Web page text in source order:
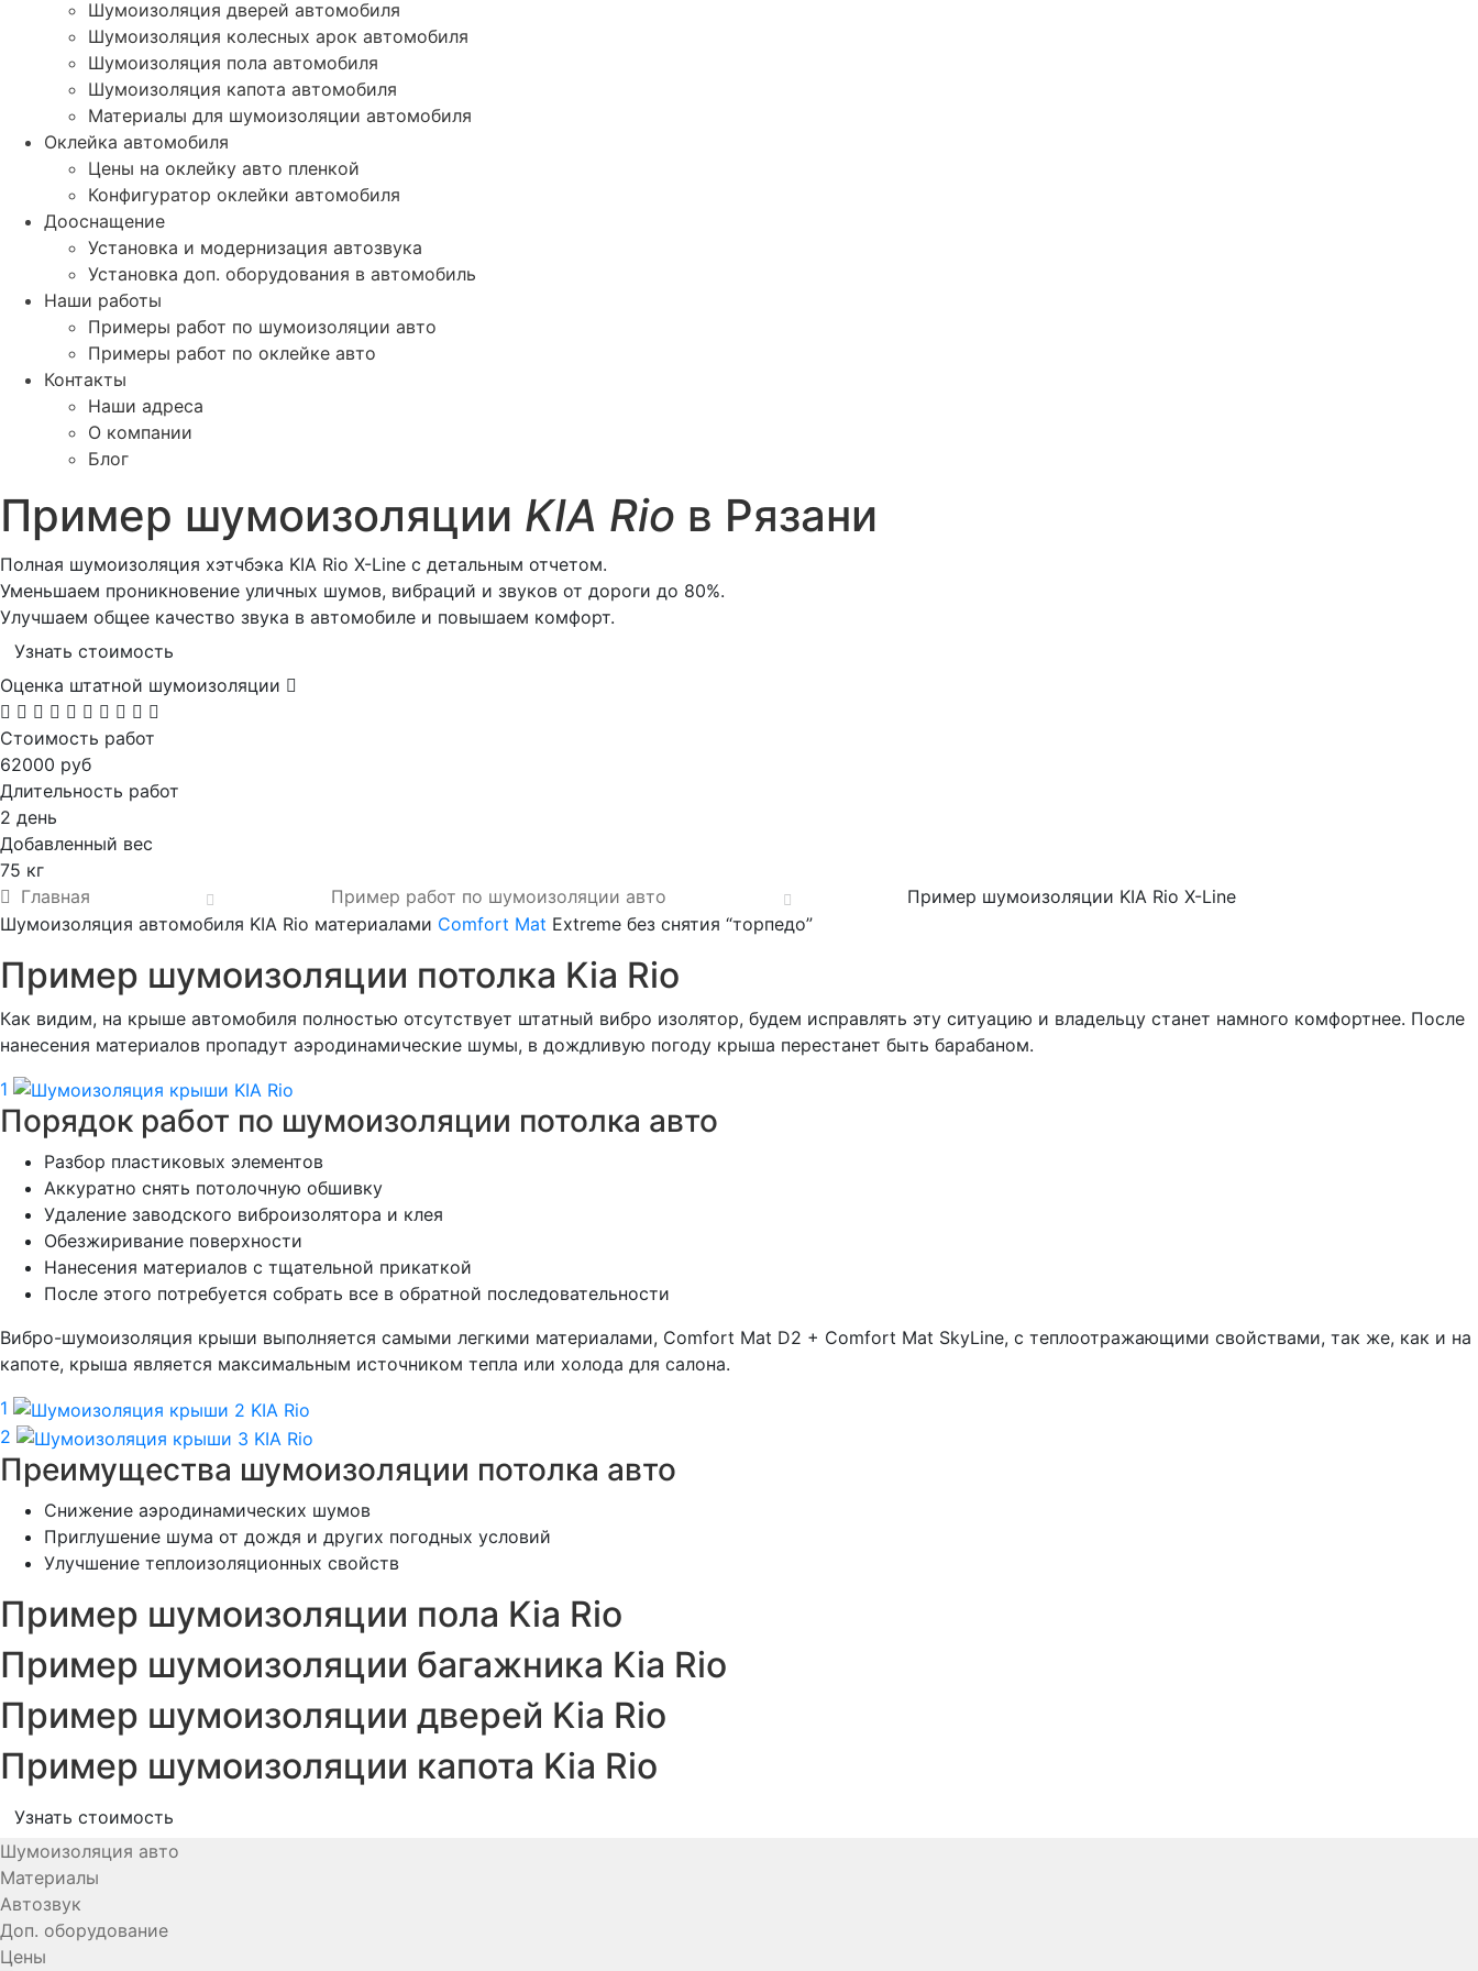
Шумоизоляция дверей автомобиля
Шумоизоляция колесных арок автомобиля
Шумоизоляция пола автомобиля
Шумоизоляция капота автомобиля
Материалы для шумоизоляции автомобиля
Оклейка автомобиля
Цены на оклейку авто пленкой
Конфигуратор оклейки автомобиля
Дооснащение
Установка и модернизация автозвука
Установка доп. оборудования в автомобиль
Наши работы
Примеры работ по шумоизоляции авто
Примеры работ по оклейке авто
Контакты
Наши адреса
О компании
Блог
Пример шумоизоляции KIA Rio в Рязани
Полная шумоизоляция хэтчбэка KIA Rio X-Line с детальным отчетом.
Уменьшаем проникновение уличных шумов, вибраций и звуков от дороги до 80%.
Улучшаем общее качество звука в автомобиле и повышаем комфорт.
Узнать стоимость
Оценка штатной шумоизоляции
Стоимость работ
62000 руб
Длительность работ
2 день
Добавленный вес
75 кг
Главная
Пример работ по шумоизоляции авто
Пример шумоизоляции KIA Rio X-Line
Шумоизоляция автомобиля KIA Rio материалами Comfort Mat Extreme без снятия “торпедо”
Пример шумоизоляции потолка Kia Rio
Как видим, на крыше автомобиля полностью отсутствует штатный вибро изолятор, будем исправлять эту ситуацию и владельцу станет намного комфортнее. После
нанесения материалов пропадут аэродинамические шумы, в дождливую погоду крыша перестанет быть барабаном.
1
Порядок работ по шумоизоляции потолка авто
Разбор пластиковых элементов
Аккуратно снять потолочную обшивку
Удаление заводского виброизолятора и клея
Обезжиривание поверхности
Нанесения материалов с тщательной прикаткой
После этого потребуется собрать все в обратной последовательности
Вибро-шумоизоляция крыши выполняется самыми легкими материалами, Comfort Mat D2 + Comfort Mat SkyLine, с теплоотражающими свойствами, так же, как и на
капоте, крыша является максимальным источником тепла или холода для салона.
1
2
Преимущества шумоизоляции потолка авто
Снижение аэродинамических шумов
Приглушение шума от дождя и других погодных условий
Улучшение теплоизоляционных свойств
Пример шумоизоляции пола Kia Rio
Пример шумоизоляции багажника Kia Rio
Пример шумоизоляции дверей Kia Rio
Пример шумоизоляции капота Kia Rio
Узнать стоимость
Шумоизоляция авто
Материалы
Автозвук
Доп. оборудование
Цены